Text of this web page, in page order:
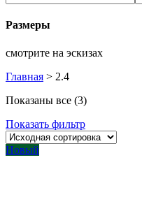
Размеры
смотрите на эскизах
Главная > 2.4
Показаны все (3)
Показать фильтр
Новый